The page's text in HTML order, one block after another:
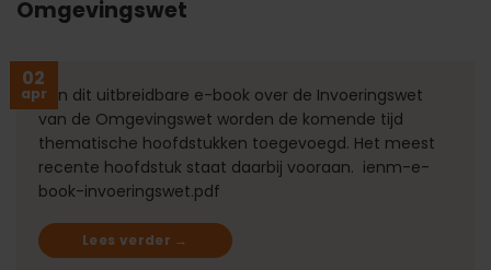
Omgevingswet
02
aprAan dit uitbreidbare e-book over de Invoeringswet
van de Omgevingswet worden de komende tijd
thematische hoofdstukken toegevoegd. Het meest
recente hoofdstuk staat daarbij vooraan. ienm-e-
book-invoeringswet.pdf
Lees verder →